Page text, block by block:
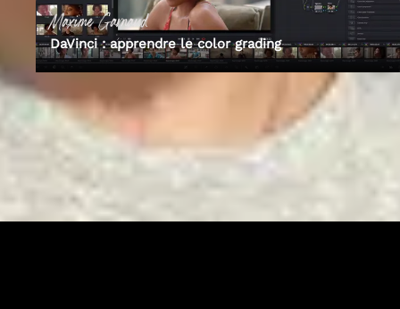
MaximeGarnaud
DaVinci : apprendre le color grading
Découvre Empara
Tous nos formateurs experts
Plus de 100 photographes professionnels conçoivent les formations
vidéo Empara. Découvre les formateurs et le catalogue complet.
Tous les formateurs